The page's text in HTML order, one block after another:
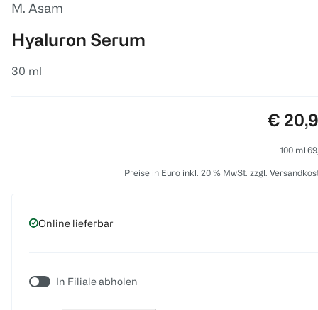
M. Asam
Hyaluron Serum
30 ml
Preis:
€
100 ml
Preise in Euro inkl. 20 % MwSt. zzgl.
Online lieferbar
In Filiale abholen